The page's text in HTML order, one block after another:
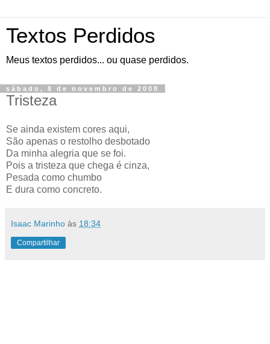
Textos Perdidos
Meus textos perdidos... ou quase perdidos.
sábado, 8 de novembro de 2008
Tristeza
Se ainda existem cores aqui,
São apenas o restolho desbotado
Da minha alegria que se foi.
Pois a tristeza que chega é cinza,
Pesada como chumbo
E dura como concreto.
Isaac Marinho às 18:34
Compartilhar